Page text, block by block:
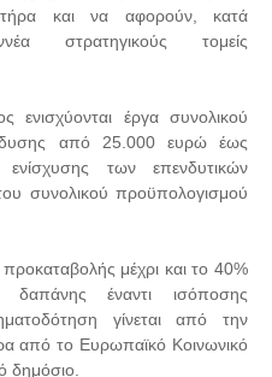
και να αφορούν, κατά
στρατηγικούς τομείς
ενισχύονται έργα συνολικού
από 25.000 ευρώ έως
των επενδυτικών
συνολικού προϋπολογισμού
μέχρι και το 40%
δαπάνης έναντι ισόποσης
γίνεται από την
από το Ευρωπαϊκό Κοινωνικό
δημόσιο.